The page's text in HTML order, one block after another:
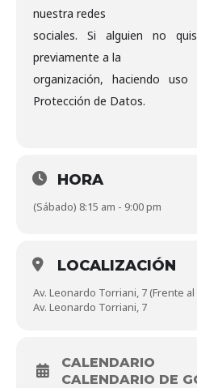
nuestra redes
sociales. Si alguien no
previamente a la
organización, haciendo
Protección de Datos.
HORA
(Sábado) 8:15 am - 9:00 pm
LOCALIZACIÓN
Av. Leonardo Torriani, 7 (Frente
Av. Leonardo Torriani, 7
CALENDARIO
CALENDARIO DE